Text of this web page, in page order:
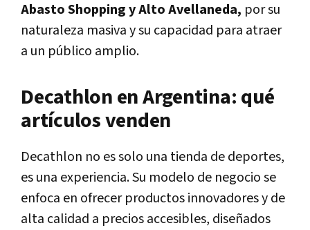
Abasto Shopping y Alto Avellaneda, por su
naturaleza masiva y su capacidad para atraer
a un público amplio.
Decathlon en Argentina: qué
artículos venden
Decathlon no es solo una tienda de deportes,
es una experiencia. Su modelo de negocio se
enfoca en ofrecer productos innovadores y de
alta calidad a precios accesibles, diseñados